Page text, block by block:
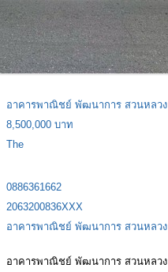
อาคารพาณิชย์ พัฒนาการ สวนหลวง
8,500,000 บาท
The
0886361662
2063200836XXX
อาคารพาณิชย์ พัฒนาการ สวนหลวง
อาคารพาณิชย์ พัฒนาการ สวนหลวง